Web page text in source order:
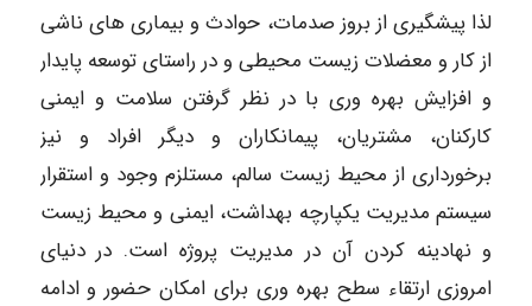
لذا پیشگیری از بروز صدمات، حوادث و بیماری های ناشی
از کار و معضلات زیست محیطی و در راستای توسعه پایدار
و افزایش بهره وری با در نظر گرفتن سلامت و ایمنی
کارکنان، مشتریان، پیمانکاران و دیگر افراد و نیز
برخورداری از محیط زیست سالم، مستلزم وجود و استقرار
سیستم مدیریت یکپارچه بهداشت، ایمنی و محیط زیست
و نهادینه کردن آن در مدیریت پروژه است. در دنیای
امروزی ارتقاء سطح بهره وری برای امکان حضور و ادامه